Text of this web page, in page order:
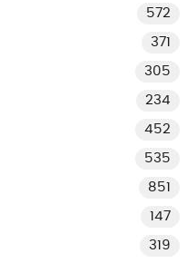
572
371
305
234
452
535
851
147
319